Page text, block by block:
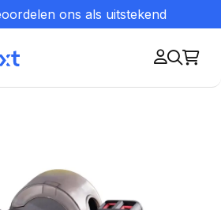
ons als uitstekend